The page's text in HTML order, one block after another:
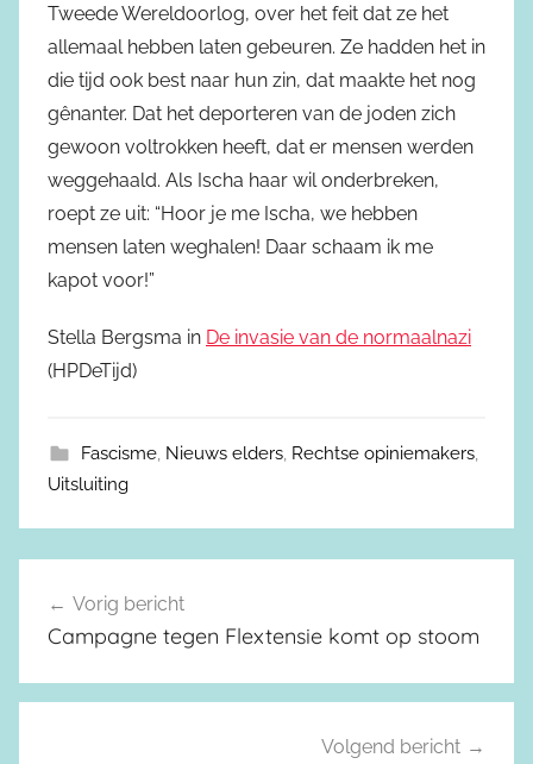
Tweede Wereldoorlog, over het feit dat ze het
allemaal hebben laten gebeuren. Ze hadden het in
die tijd ook best naar hun zin, dat maakte het nog
gênanter. Dat het deporteren van de joden zich
gewoon voltrokken heeft, dat er mensen werden
weggehaald. Als Ischa haar wil onderbreken,
roept ze uit: “Hoor je me Ischa, we hebben
mensen laten weghalen! Daar schaam ik me
kapot voor!”
Stella Bergsma in De invasie van de normaalnazi
(HPDeTijd)
Fascisme, Nieuws elders, Rechtse opiniemakers,
Uitsluiting
Berichtnavigatie
Vorig bericht
Campagne tegen Flextensie komt op stoom
Volgend bericht